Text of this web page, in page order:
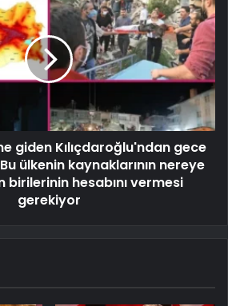
giden Kılıçdaroğlu'ndan gece
ülkenin kaynaklarının nereye
birilerinin hesabını vermesi
gerekiyor